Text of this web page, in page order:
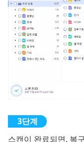
스캔이 완료되면, 복